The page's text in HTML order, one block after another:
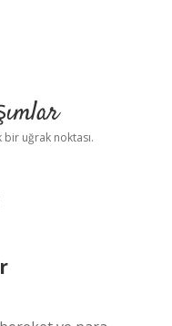
uğrak noktası.